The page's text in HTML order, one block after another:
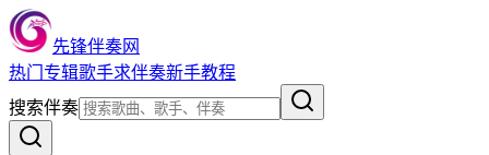
先锋伴奏网
热门 专辑歌手求伴奏新手教程
搜索伴奏